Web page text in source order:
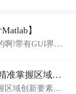
】
啊!带有GUI界
容易使用。你只
准确的识别结
如何通过区域科技创新分析工具精准掌握区域创新要素分布与产业链融合现状？.docx
区域创新要素分